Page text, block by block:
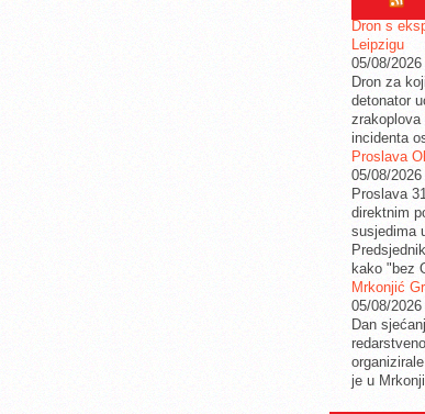
Dron s
Leipzigu
05/08/2026
Dron za
detonator
incidenta
Proslava
05/08/2026
Proslava
direktnim
susjedima
kako "bez
Mrkonjić
05/08/2026
Dan
je u